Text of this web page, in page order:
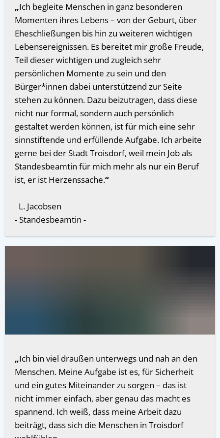
„Ich begleite Menschen in ganz besonderen
Momenten ihres Lebens – von der Geburt, über
Eheschließungen bis hin zu weiteren wichtigen
Lebensereignissen. Es bereitet mir große Freude,
Teil dieser wichtigen und zugleich sehr
persönlichen Momente zu sein und den
Bürger*innen dabei unterstützend zur Seite
stehen zu können. Dazu beizutragen, dass diese
nicht nur formal, sondern auch persönlich
gestaltet werden können, ist für mich eine sehr
sinnstiftende und erfüllende Aufgabe. Ich arbeite
gerne bei der Stadt Troisdorf, weil mein Job als
Standesbeamtin für mich mehr als nur ein Beruf
ist, er ist Herzenssache.“
L. Jacobsen
- Standesbeamtin -
„Ich bin viel draußen unterwegs und nah an den
Menschen. Meine Aufgabe ist es, für Sicherheit
und ein gutes Miteinander zu sorgen – das ist
nicht immer einfach, aber genau das macht es
spannend. Ich weiß, dass meine Arbeit dazu
beiträgt, dass sich die Menschen in Troisdorf